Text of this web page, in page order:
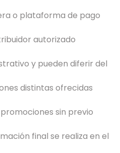
o plataforma de pago
autorizado
y pueden diferir del
distintas ofrecidas
sin previo
final se realiza en el